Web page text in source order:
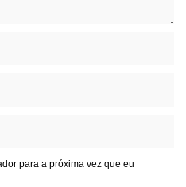
para a próxima vez que eu